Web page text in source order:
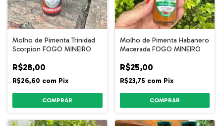
Molho de Pimenta Trinidad
Scorpion FOGO MINEIRO
R$28,00
R$26,60 com Pix
Molho de Pimenta Habanero
Macerada FOGO MINEIRO
R$25,00
R$23,75 com Pix